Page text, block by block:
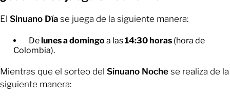
El Sinuano Día se juega de la siguiente manera:
Delunes a domingo a las14:30 horas (hora de
Colombia).
Mientras que el sorteo del Sinuano Noche se realiza de la
siguiente manera: